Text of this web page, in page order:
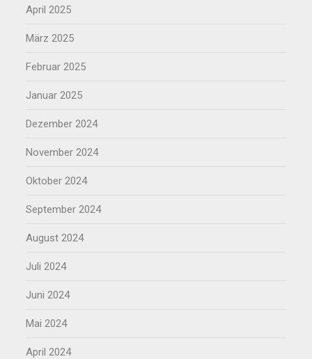
April 2025
März 2025
Februar 2025
Januar 2025
Dezember 2024
November 2024
Oktober 2024
September 2024
August 2024
Juli 2024
Juni 2024
Mai 2024
April 2024